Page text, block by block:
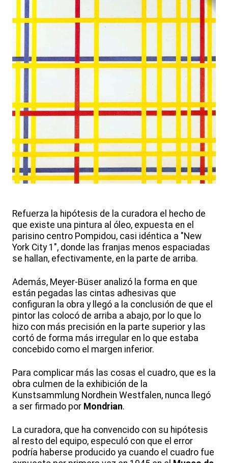
Refuerza la hipótesis de la curadora el hecho de
que existe una pintura al óleo, expuesta en el
parisino centro Pompidou, casi idéntica a "New
York City 1", donde las franjas menos espaciadas
se hallan, efectivamente, en la parte de arriba.
Además, Meyer-Büser analizó la forma en que
están pegadas las cintas adhesivas que
configuran la obra y llegó a la conclusión de que el
pintor las colocó de arriba a abajo, por lo que lo
hizo con más precisión en la parte superior y las
cortó de forma más irregular en lo que estaba
concebido como el margen inferior.
Para complicar más las cosas el cuadro, que es la
obra culmen de la exhibición de la
Kunstsammlung Nordhein Westfalen, nunca llegó
a ser firmado por Mondrian.
La curadora, que ha convencido con su hipótesis
al resto del equipo, especuló con que el error
podría haberse producido ya cuando el cuadro fue